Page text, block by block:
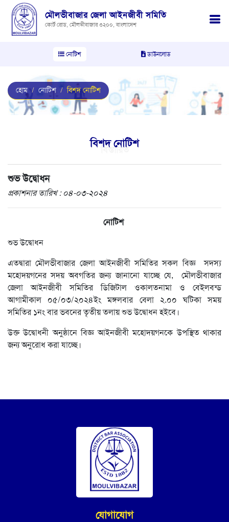
মৌলভীবাজার জেলা আইনজীবী সমিতি
কোর্ট রোড, মৌলভীবাজার ৩২০০, বাংলাদেশ
নোটিশ ডাউনলোড
হোম নোটিশ বিশদ নোটিশ
বিস্তারিত
বিশদ নোটিশ
শুভ উদ্বোধন
প্রকাশনার তারিখ : ০৪-০৩-২০২৪
নোটিশ
শুভ উদ্বোধন
এতদ্বারা মৌলভীবাজার জেলা আইনজীবী সমিতির সকল বিজ্ঞ সদস্য
মহোদয়গনের সদয় অবগতির জন্য জানানো যাচ্ছে যে, মৌলভীবাজার
জেলা আইনজীবী সমিতির ডিজিটাল ওকালতনামা ও বেইলবন্ড
আগামীকাল ০৫/০৩/২০২৪ইং মঙ্গলবার বেলা ২.০০ ঘটিকা সময়
সমিতির ১নং বার ভবনের তৃতীয় তলায় শুভ উদ্বোধন হইবে।
উক্ত উদ্বোধনী অনুষ্ঠানে বিজ্ঞ আইনজীবী মহোদয়গনকে উপস্থিত থাকার
জন্য অনুরোধ করা যাচ্ছে।
যোগাযোগ